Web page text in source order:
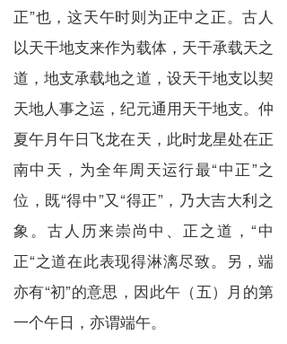
正”也，这天午时则为正中之正。古人
以天干地支来作为载体，天干承载天之
道，地支承载地之道，设天干地支以契
天地人事之运，纪元通用天干地支。仲
夏午月午日飞龙在天，此时龙星处在正
南中天，为全年周天运行最“中正”之
位，既“得中”又“得正”，乃大吉大利之
象。古人历来崇尚中、正之道，“中
正“之道在此表现得淋漓尽致。另，端
亦有“初”的意思，因此午（五）月的第
一个午日，亦谓端午。